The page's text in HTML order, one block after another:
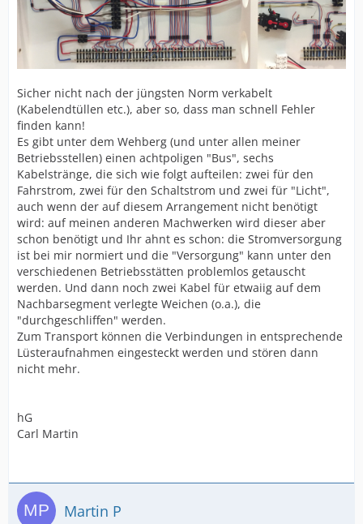
Sicher nicht nach der jüngsten Norm verkabelt
(Kabelendtüllen etc.), aber so, dass man schnell Fehler
finden kann!
Es gibt unter dem Wehberg (und unter allen meiner
Betriebsstellen) einen achtpoligen "Bus", sechs
Kabelstränge, die sich wie folgt aufteilen: zwei für den
Fahrstrom, zwei für den Schaltstrom und zwei für "Licht",
auch wenn der auf diesem Arrangement nicht benötigt
wird: auf meinen anderen Machwerken wird dieser aber
schon benötigt und Ihr ahnt es schon: die Stromversorgung
ist bei mir normiert und die "Versorgung" kann unter den
verschiedenen Betriebsstätten problemlos getauscht
werden. Und dann noch zwei Kabel für etwaiig auf dem
Nachbarsegment verlegte Weichen (o.a.), die
"durchgeschliffen" werden.
Zum Transport können die Verbindungen in entsprechende
Lüsteraufnahmen eingesteckt werden und stören dann
nicht mehr.
hG
Carl Martin
Martin P